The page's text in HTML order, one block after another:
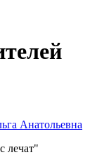
Анатольевна
лечат"